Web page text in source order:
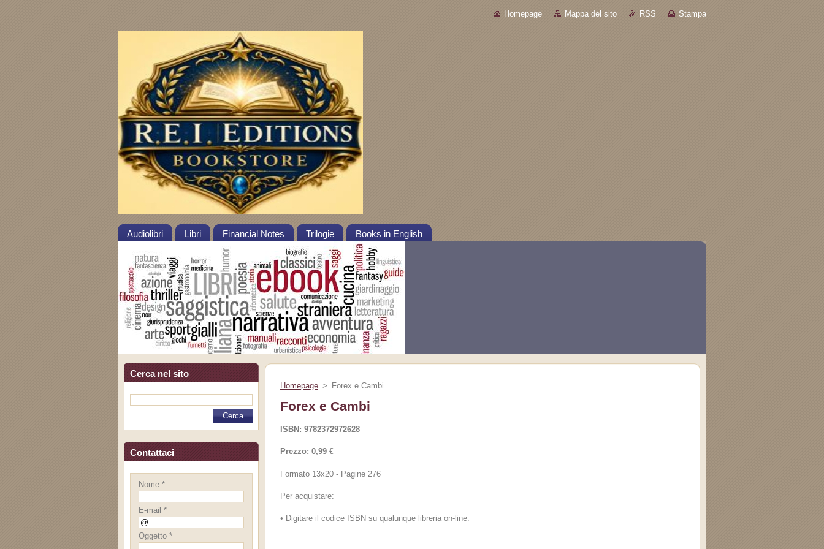
Homepage Mappa del sito RSS Stampa
Audiolibri Libri Financial Notes Trilogie Books in English
Cerca nel sito
Contattaci
Nome *
E-mail *
Oggetto *
Homepage > Forex e Cambi
Forex e Cambi
ISBN: 9782372972628
Prezzo: 0,99 €
Formato 13x20 - Pagine 276
Per acquistare:
• Digitare il codice ISBN su qualunque libreria on-line.